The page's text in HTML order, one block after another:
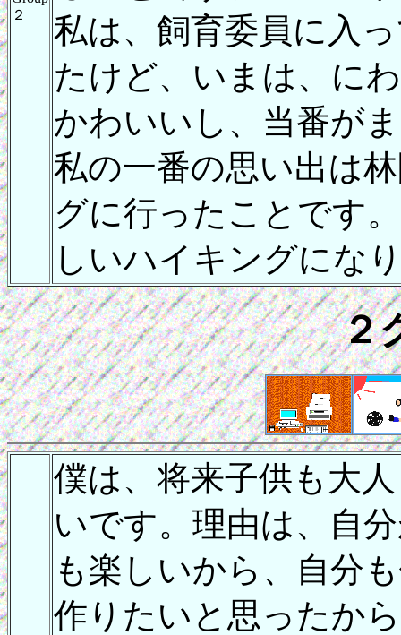
２
私は、飼育委員に入
たけど、いまは、に
かわいいし、当番が
私の一番の思い出は
グに行ったことです
しいハイキングにな
２
僕は、将来子供も大
いです。理由は、自
も楽しいから、自分
作りたいと思ったか